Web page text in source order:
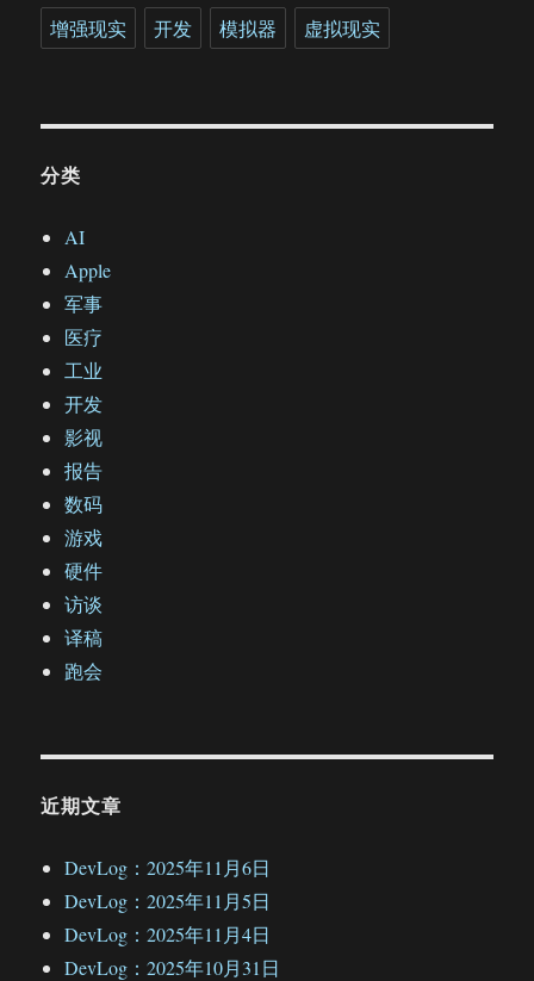
增强现实 开发 模拟器 虚拟现实
分类
AI
Apple
军事
医疗
工业
开发
影视
报告
数码
游戏
硬件
访谈
译稿
跑会
近期文章
DevLog：2025年11月6日
DevLog：2025年11月5日
DevLog：2025年11月4日
DevLog：2025年10月31日